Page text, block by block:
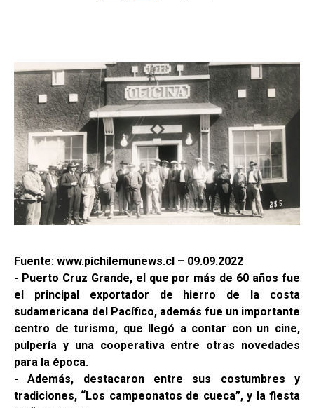
Fuente: www.pichilemunews.cl – 09.09.2022
- Puerto Cruz Grande, el que por más de 60 años fue
el principal exportador de hierro de la costa
sudamericana del Pacífico, además fue un importante
centro de turismo, que llegó a contar con un cine,
pulpería y una cooperativa entre otras novedades
para la época.
- Además, destacaron entre sus costumbres y
tradiciones, “Los campeonatos de cueca”, y la fiesta